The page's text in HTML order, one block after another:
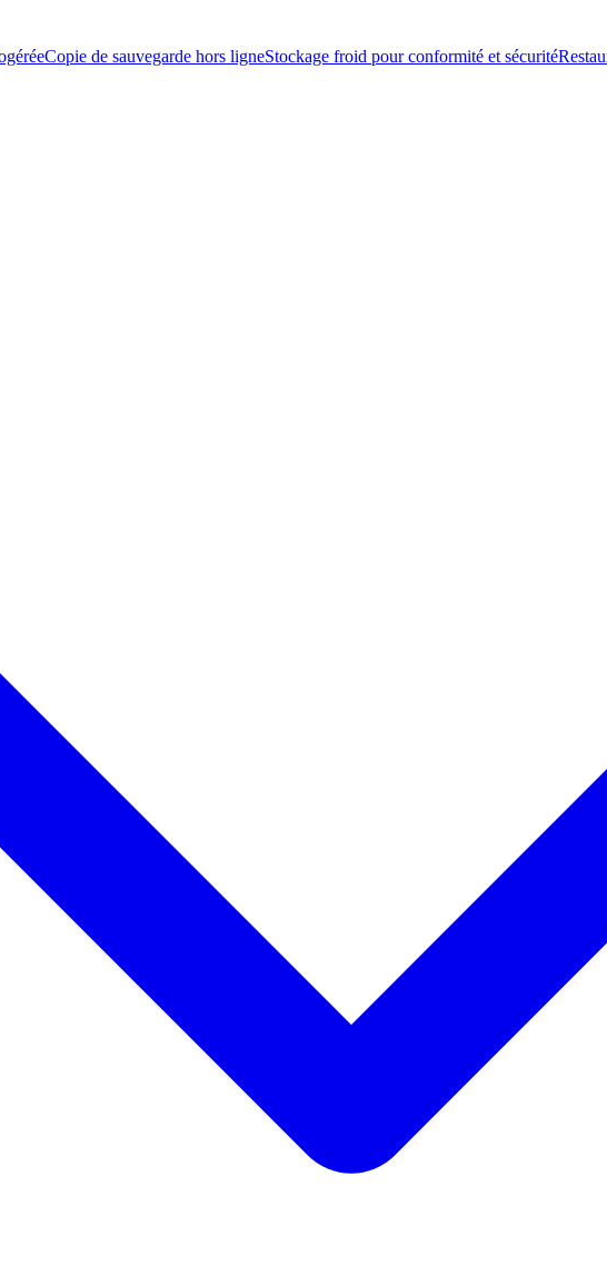
Copie de sauvegarde hors ligneStockage froid pour conformité et sécurité